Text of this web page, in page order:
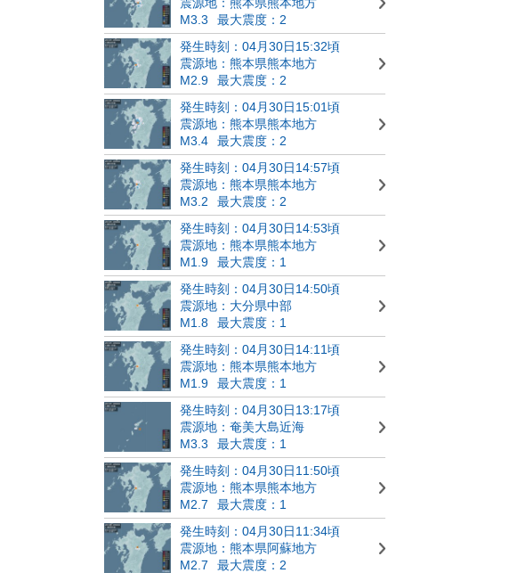
M3.3
最大震度：2
発生時刻：04月30日15:32頃
震源地：熊本県熊本地方
M2.9
最大震度：2
発生時刻：04月30日15:01頃
震源地：熊本県熊本地方
M3.4
最大震度：2
発生時刻：04月30日14:57頃
震源地：熊本県熊本地方
M3.2
最大震度：2
発生時刻：04月30日14:53頃
震源地：熊本県熊本地方
M1.9
最大震度：1
発生時刻：04月30日14:50頃
震源地：大分県中部
M1.8
最大震度：1
発生時刻：04月30日14:11頃
震源地：熊本県熊本地方
M1.9
最大震度：1
発生時刻：04月30日13:17頃
震源地：奄美大島近海
M3.3
最大震度：1
発生時刻：04月30日11:50頃
震源地：熊本県熊本地方
M2.7
最大震度：1
発生時刻：04月30日11:34頃
震源地：熊本県阿蘇地方
M2.7
最大震度：2